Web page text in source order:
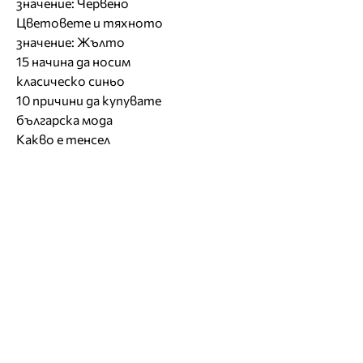
Цветовете и тяхното
значение: Жълто
15 начина да носим
класическо синьо
10 причини да купувате
българска мода
Какво е тенсел